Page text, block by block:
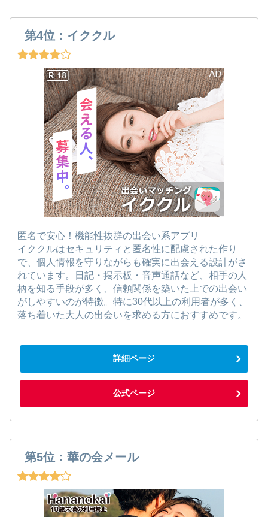
第4位：イククル
匿名で安心！機能性抜群の出会い系アプリ
イククルはセキュリティと匿名性に配慮された作り
で、個人情報を守りながらも確実に出会える設計がさ
れています。日記・掲示板・音声通話など、相手の人
柄を知る手段が多く、信頼関係を築いた上での出会い
がしやすいのが特徴。特に30代以上の利用者が多く、
落ち着いた大人の出会いを求める方におすすめです。
詳細ページ
公式ページ
第5位：華の会メール